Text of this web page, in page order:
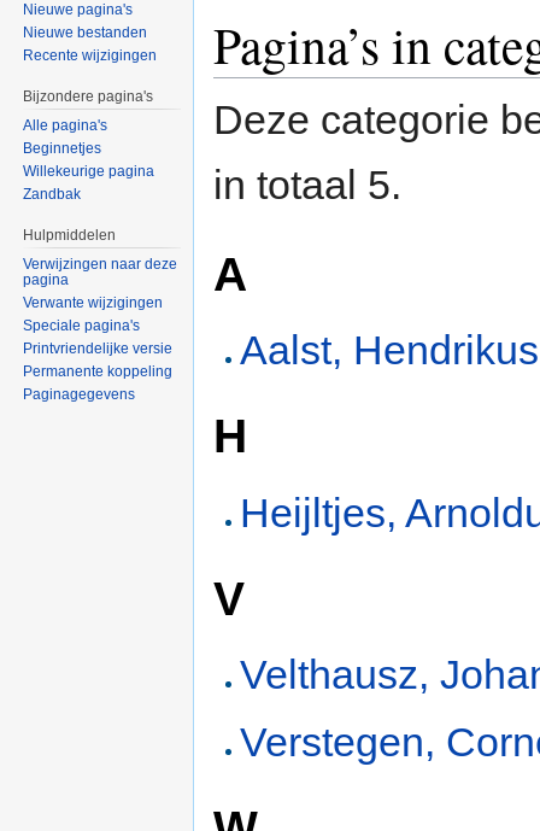
Pagina’s in
Deze categorie
in totaal 5.
A
Aalst,
H
Heijltjes,
V
Velthausz,
Verstegen,
Nieuwe pagina's
Nieuwe bestanden
Recente wijzigingen
Bijzondere pagina's
Alle pagina's
Beginnetjes
Willekeurige pagina
Zandbak
Hulpmiddelen
Verwijzingen naar deze
pagina
Verwante wijzigingen
Speciale pagina's
Printvriendelijke versie
Permanente koppeling
Paginagegevens